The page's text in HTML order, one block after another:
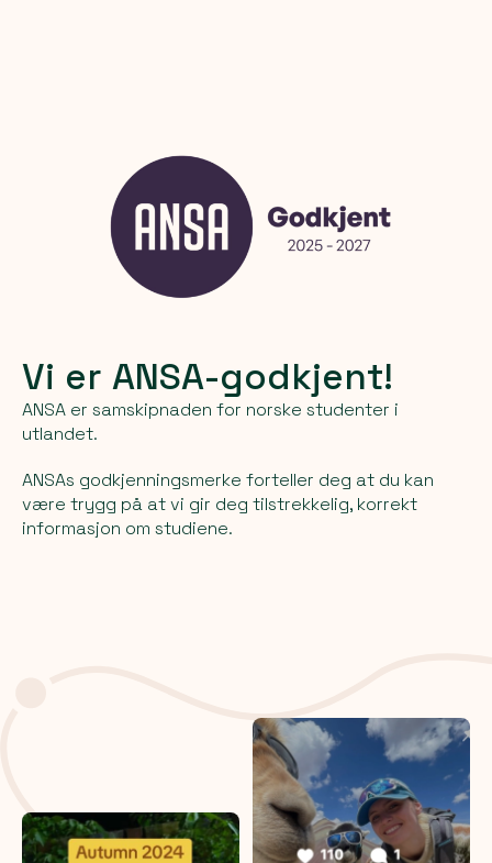
Vi er ANSA-godkjent!
ANSA er samskipnaden for norske studenter i
utlandet.
ANSAs godkjenningsmerke forteller deg at du kan
være trygg på at vi gir deg tilstrekkelig, korrekt
informasjon om studiene.